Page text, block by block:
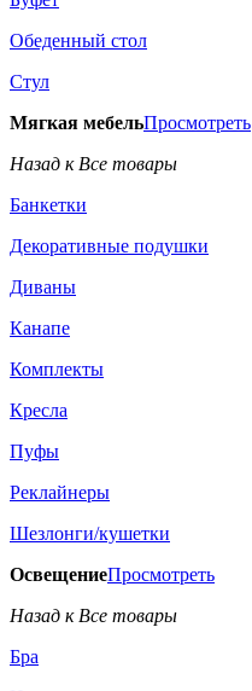
Обеденный стол
Стул
Мягкая мебельПросмотреть
Назад к Все товары
Банкетки
Декоративные подушки
Диваны
Канапе
Комплекты
Кресла
Пуфы
Реклайнеры
Шезлонги/кушетки
ОсвещениеПросмотреть
Назад к Все товары
Бра